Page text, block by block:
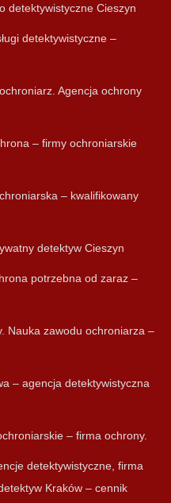
detektywistyczne Cieszyn
detektywistyczne –
Agencja ochrony
– firmy ochroniarskie
– kwalifikowany
detektyw Cieszyn
potrzebna od zaraz –
Nauka zawodu ochroniarza –
– agencja detektywistyczna
– firma ochrony.
detektywistyczne, firma
Kraków – cennik